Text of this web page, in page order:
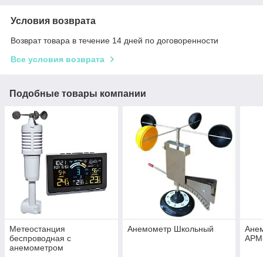
Условия возврата
Возврат товара в течение 14 дней по договоренности
Все условия возврата
Подобные товары компании
Метеостанция
беспроводная с
анемометром
Анемометр Школьный